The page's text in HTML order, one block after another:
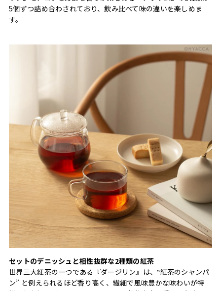
5個ずつ詰め合わされており、飲み比べて味の違いを楽しめま
す。
セットのデニッシュと相性抜群な2種類の紅茶
世界三大紅茶の一つである『ダージリン』は、‟紅茶のシャンパ
ン” と例えられるほど香り高く、繊細で風味豊かな味わいが特